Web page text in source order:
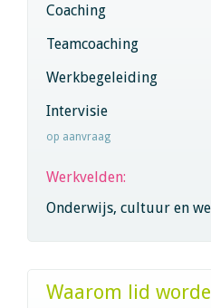
Coaching
Teamcoaching
Werkbegeleiding
Intervisie
op aanvraag
Werkvelden:
Onderwijs, cultuur en
Waarom lid